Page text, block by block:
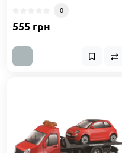
0
555 грн